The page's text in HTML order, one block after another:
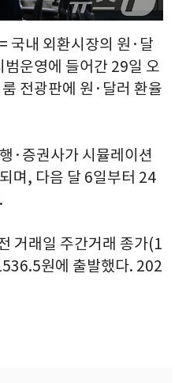
국내 외환시장의 원·달
운영에 들어간 29일 오
전광판에 원·달러 환율
·증권사가 시뮬레이션
며, 다음 달 6일부터 24
거래일 주간거래 종가(1
원에 출발했다. 202